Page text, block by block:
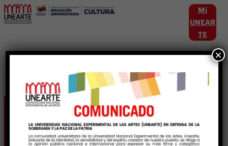
Mi
UNEAR
TE
Etiqueta:solidaridad
×